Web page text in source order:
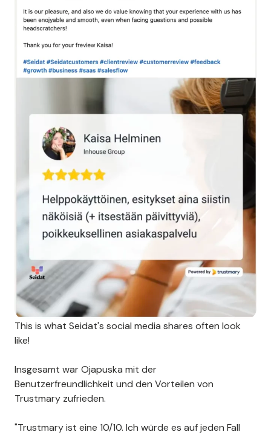
This is what Seidat's social media shares often look
like!
Insgesamt war Ojapuska mit der
Benutzerfreundlichkeit und den Vorteilen von
Trustmary zufrieden.
"Trustmary ist eine 10/10. Ich würde es auf jeden Fall